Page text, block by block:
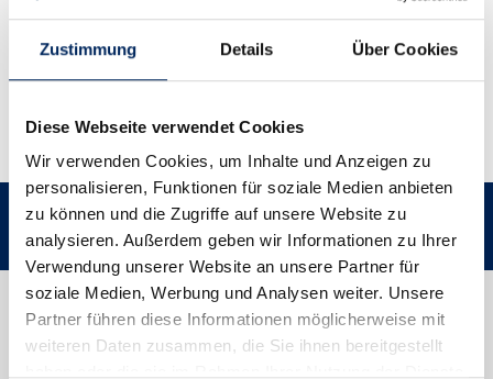
Zustimmung Details Über Cookies
Diese Webseite verwendet Cookies
Wir verwenden Cookies, um Inhalte und Anzeigen zu
personalisieren, Funktionen für soziale Medien anbieten
zu können und die Zugriffe auf unsere Website zu
analysieren. Außerdem geben wir Informationen zu Ihrer
Verwendung unserer Website an unsere Partner für
soziale Medien, Werbung und Analysen weiter. Unsere
Partner führen diese Informationen möglicherweise mit
weiteren Daten zusammen, die Sie ihnen bereitgestellt
Fütterungsempfehlung
Hinweise & Downloads
Über 50 Jahre Erfahrung Nr. 1 bei Tierärzten